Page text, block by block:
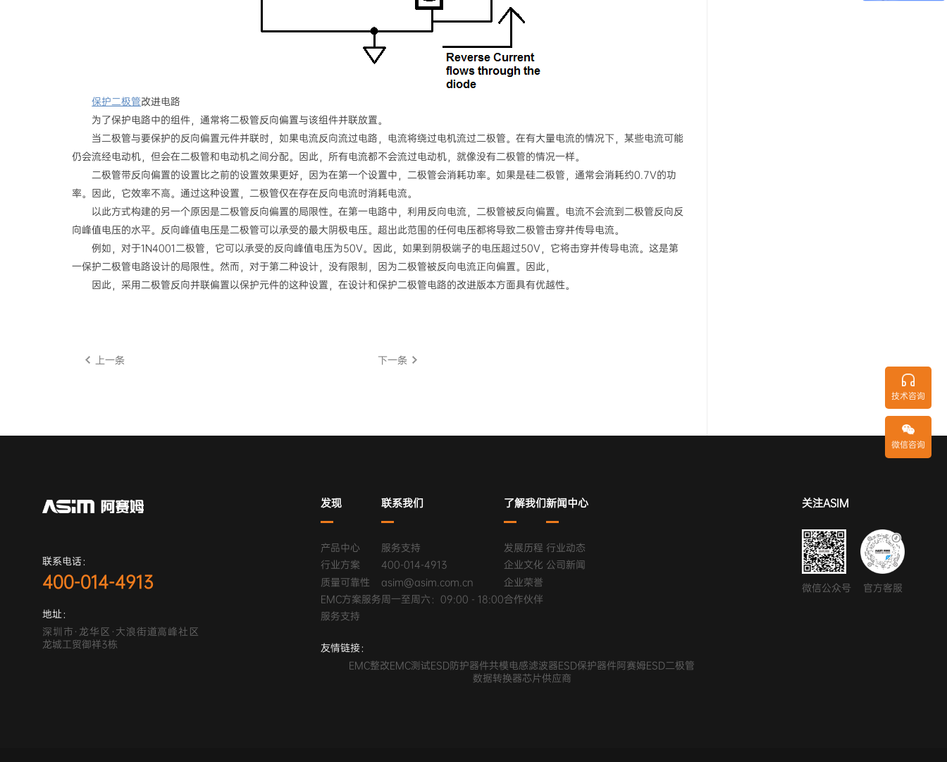
技术咨询
微信咨询
保护二极管改进电路
为了保护电路中的组件，通常将二极管反向偏置与该组件并联放置。
当二极管与要保护的反向偏置元件并联时，如果电流反向流过电路，电流将绕过电机流过二极管。在有大量电流的情况下，某些电流可能
仍会流经电动机，但会在二极管和电动机之间分配。因此，所有电流都不会流过电动机，就像没有二极管的情况一样。
二极管带反向偏置的设置比之前的设置效果更好，因为在第一个设置中，二极管会消耗功率。如果是硅二极管，通常会消耗约0.7V的功
率。因此，它效率不高。通过这种设置，二极管仅在存在反向电流时消耗电流。
以此方式构建的另一个原因是二极管反向偏置的局限性。在第一电路中，利用反向电流，二极管被反向偏置。电流不会流到二极管反向反
向峰值电压的水平。反向峰值电压是二极管可以承受的最大阴极电压。超出此范围的任何电压都将导致二极管击穿并传导电流。
例如，对于1N4001二极管，它可以承受的反向峰值电压为50V。因此，如果到阴极端子的电压超过50V，它将击穿并传导电流。这是第
一保护二极管电路设计的局限性。然而，对于第二种设计，没有限制，因为二极管被反向电流正向偏置。因此，
因此，采用二极管反向并联偏置以保护元件的这种设置，在设计和保护二极管电路的改进版本方面具有优越性。
上一条 下一条
联系电话：
400-014-4913
地址：
深圳市·龙华区·大浪街道高峰社区
龙城工贸御祥3栋
发现
产品中心
行业方案
质量可靠性
EMC方案服务
服务支持
联系我们
服务支持
400-014-4913
asim@asim.com.cn
周一至周六：09:00 - 18:00
了解我们
发展历程
企业文化
企业荣誉
合作伙伴
新闻中心
行业动态
公司新闻
友情链接：
EMC整改EMC测试ESD防护器件共模电感滤波器ESD保护器件阿赛姆ESD二极管
数据转换器芯片供应商
关注ASIM
微信公众号 官方客服